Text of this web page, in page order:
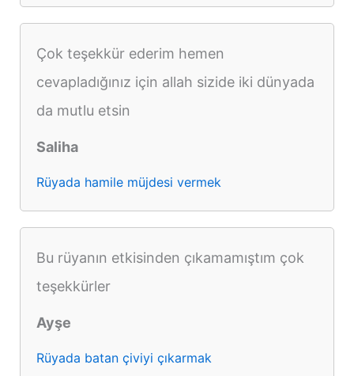
Çok teşekkür ederim hemen
cevapladığınız için allah sizide iki dünyada
da mutlu etsin
Saliha
Rüyada hamile müjdesi vermek
Bu rüyanın etkisinden çıkamamıştım çok
teşekkürler
Ayşe
Rüyada batan çiviyi çıkarmak